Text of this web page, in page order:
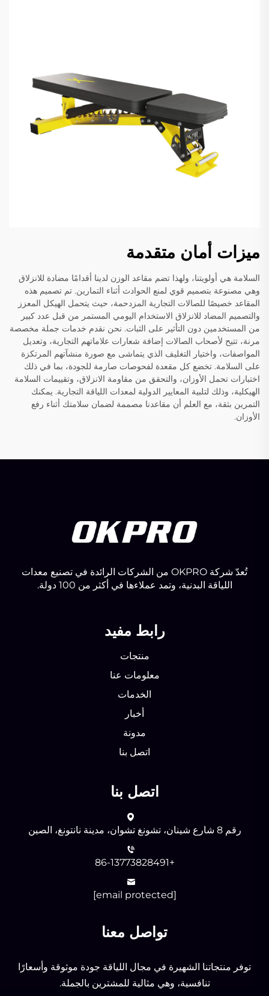
ميزات أمان متقدمة
السلامة هي أولويتنا، ولهذا تضم مقاعد الوزن لدينا أقدامًا مضادة للانزلاق
وهي مصنوعة بتصميم قوي لمنع الحوادث أثناء التمارين. تم تصميم هذه
المقاعد خصيصًا للصالات التجارية المزدحمة، حيث يتحمل الهيكل المعزز
والتصميم المضاد للانزلاق الاستخدام اليومي المستمر من قبل عدد كبير
من المستخدمين دون التأثير على الثبات. نحن نقدم خدمات جملة مخصصة
مرنة، تتيح لأصحاب الصالات إضافة شعارات علاماتهم التجارية، وتعديل
المواصفات، واختيار التغليف الذي يتماشى مع صورة منشآتهم المرتكزة
على السلامة. تخضع كل مقعدة لفحوصات صارمة للجودة، بما في ذلك
اختبارات تحمل الأوزان، والتحقق من مقاومة الانزلاق، وتقييمات السلامة
الهيكلية، وذلك لتلبية المعايير الدولية لمعدات اللياقة التجارية. يمكنك
التمرين بثقة، مع العلم أن مقاعدنا مصممة لضمان سلامتك أثناء رفع
الأوزان.
تُعدّ شركة OKPRO من الشركات الرائدة في تصنيع معدات
اللياقة البدنية، وتمد عملاءها في أكثر من 100 دولة.
رابط مفيد
منتجات
معلومات عنا
الخدمات
أخبار
مدونة
اتصل بنا
اتصل بنا
رقم 8 شارع شينان، تشونغ تشوان، مدينة نانتونغ، الصين
+86-13773828491
[email protected]
تواصل معنا
توفر منتجاتنا الشهيرة في مجال اللياقة جودة موثوقة وأسعارًا
تنافسية، وهي مثالية للمشترين بالجملة.